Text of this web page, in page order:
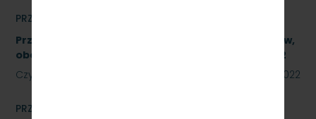
PRZETARGI
Przetarg nieograniczony na naprawę podzespołów,
obejmującą trzy zadania. Znak SKMMU.086.39A.22
Czytaj dalej
12 września 2022
PRZETARGI